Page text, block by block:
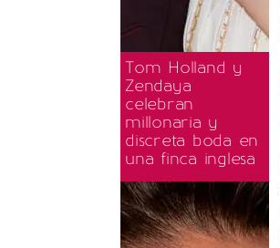
Tom Holland y
Zendaya
celebran
millonaria y
discreta boda en
una finca inglesa